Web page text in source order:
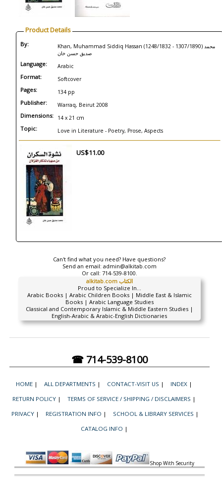
Product Details
By:
Khan, Muhammad Siddiq Hassan (1248/1832 - 1307/1890) محمد
صديق حسن خان
Language: Arabic
Format: Softcover
Pages: 134 pp
Publisher: Warraq, Beirut 2008
Dimensions: 14 x 21 cm
Topic: Love in Literature - Poetry, Prose, Aspects
US$11.00
Can't find what you need? Have questions?
Send an email: admin@alkitab.com
Or call: 714-539-8100.
alkitab.com الكتاب
Proud to Specialize In...
Arabic Books | Arabic Children Books | Middle East & Islamic
Books | Arabic Language Studies
Classical and Contemporary Islamic & Middle Eastern Studies |
English-Arabic & Arabic-English Dictionaries
☎ 714-539-8100
HOME | ALL DEPARTMENTS | CONTACT-VISIT US | INDEX |
RETURN POLICY | TERMS OF SERVICE / SHIPPING / DISCLAIMERS |
PRIVACY | REGISTRATION INFO | SCHOOL & LIBRARY SERVICES |
CATALOG INFO |
Shop With Security